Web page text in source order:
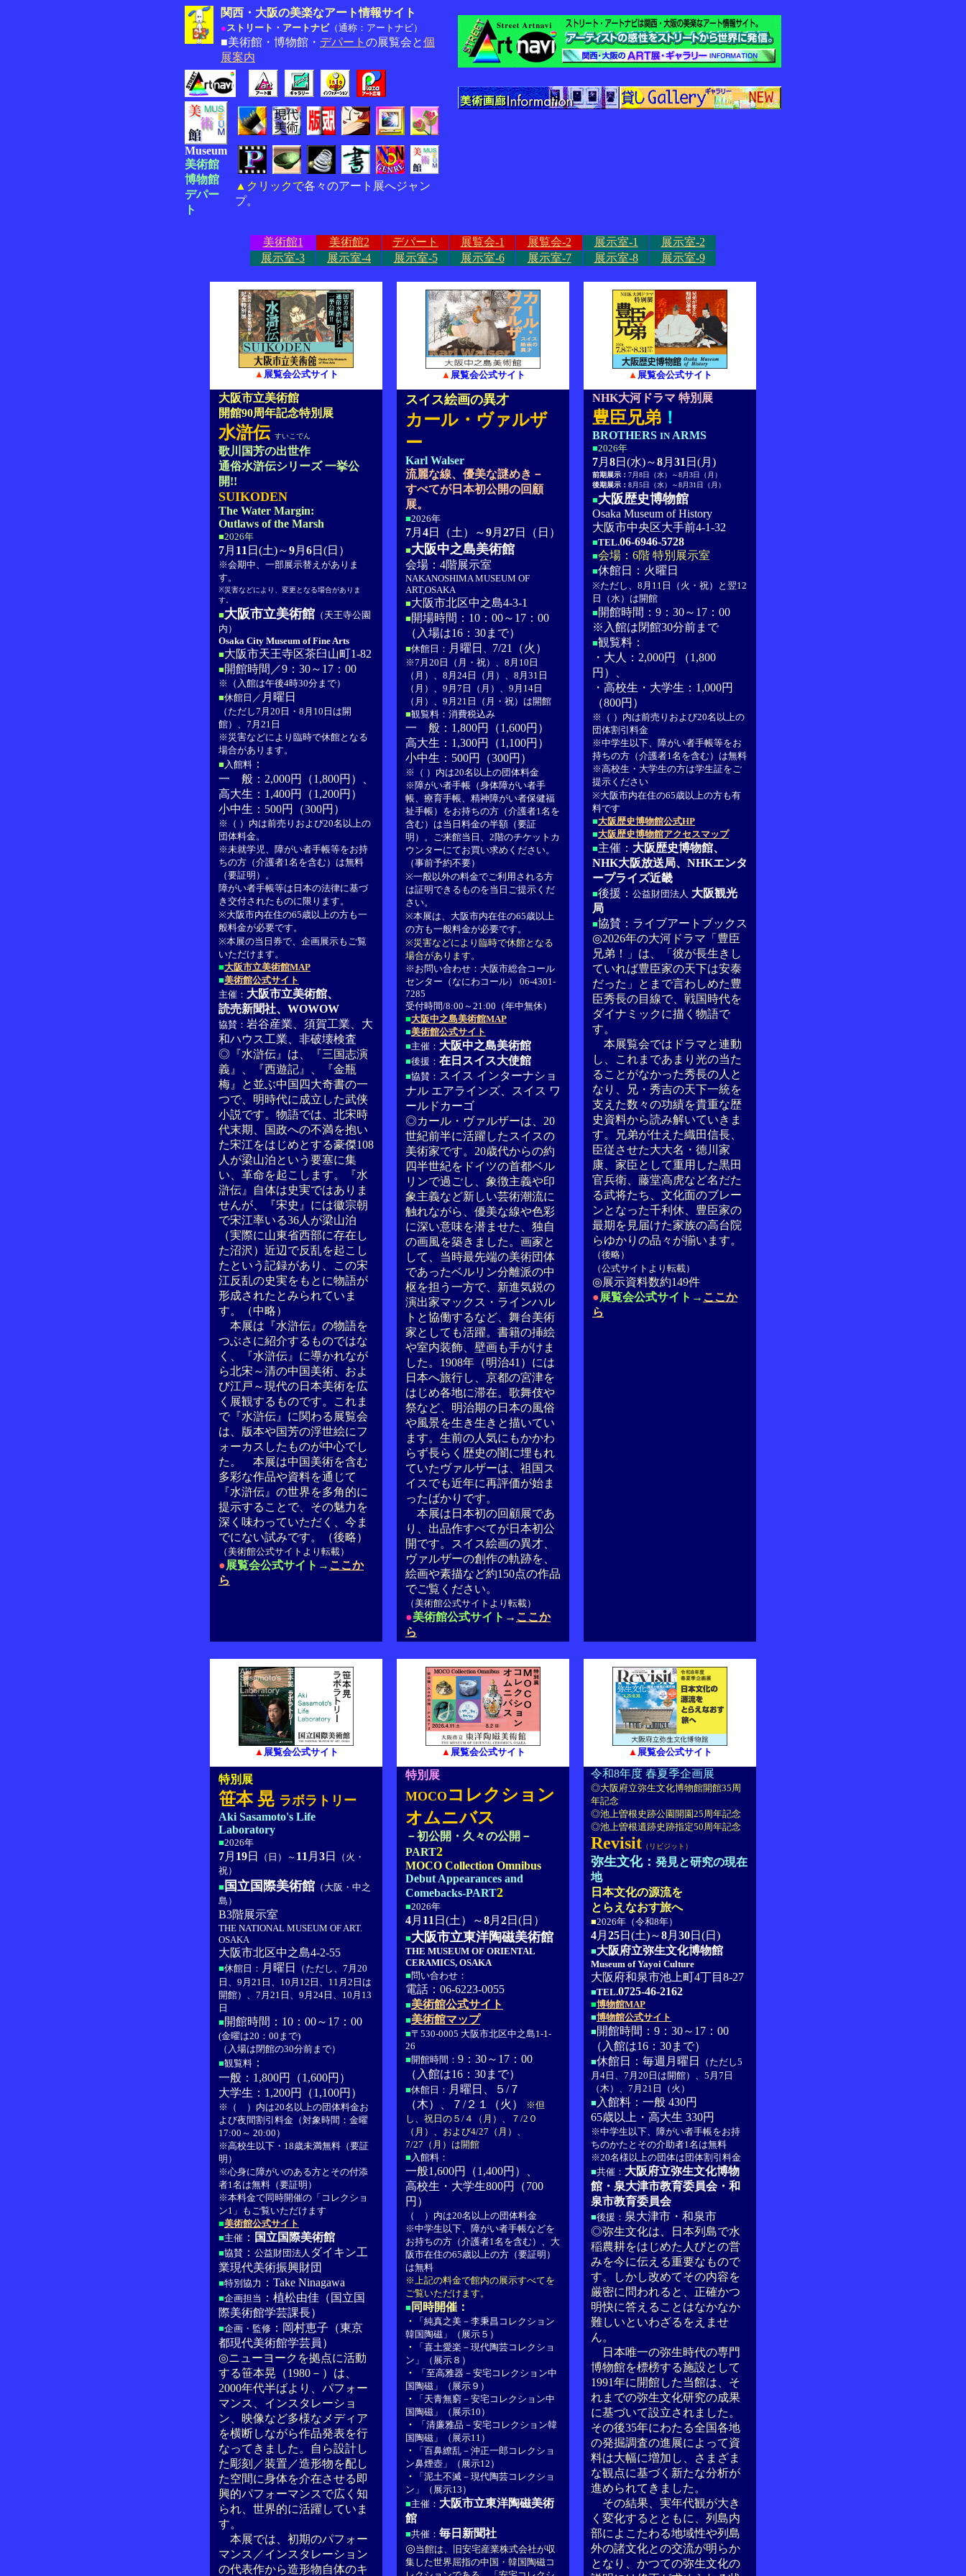
関西・大阪の美楽なアート情報サイト
●ストリート・アートナビ（通称：アートナビ）
■美術館・博物館・ デパート の展覧会と個
展案内
Museum
美術館
博物館
デパー
ト
▲クリックで各々のアート展へジャン
プ。
美術館1 美術館2 デパート 展覧会-1 展覧会-2 展示室-1
展示室-2
展示室-3
展示室-4 展示室-5 展示室-6 展示室-7 展示室-8 展示室-9
▲ 展覧会公式サイト ▲ 展覧会公式サイト ▲ 展覧会公式サイト
大阪市立美術館
開館90周年記念特別展
水滸伝 すいこでん
歌川国芳の出世作
通俗水滸伝シリーズ 一挙公
開!!
SUIKODEN
The Water Margin:
Outlaws of the Marsh
■2026年
7月 11 日(土)～9月 6日(日）
※会期中、一部展示替えがありま
す。
※災害などにより、変更となる場合がありま
す。
■大阪市立美術館 （天王寺公園
内）
Osaka City Museum of Fine Arts
■大阪市天王寺区茶臼山町1-82
■ 開館時間／9：30～17：00
※（入館は午後4時30分まで）
■休館日／ 月曜日
（ただし7月20日・8月10日は開
館）、7月21日
※災害などにより臨時で休館となる
場合があります。
■ 入館料 ：
一 般：2,000円（1,800円）、
高大生：1,400円（1,200円）
小中生：500円（300円）
※（ ）内は前売りおよび20名以上の
団体料金。
※未就学児、障がい者手帳等をお持
ちの方（介護者1名を含む）は無料
（要証明）。
障がい者手帳等は日本の法律に基づ
き交付されたものに限ります。
※大阪市内在住の65歳以上の方も一
般料金が必要です。
※本展の当日券で、企画展示もご覧
いただけます。
■大阪市立美術館MAP
■美術館公式サイト
主催： 大阪市立美術館、
読売新聞社、WOWOW
協賛： 岩谷産業、須賀工業、大
和ハウス工業、非破壊検査
◎『水滸伝』は、『三国志演
義』、『西遊記』、『金瓶
梅』と並ぶ中国四大奇書の一
つで、明時代に成立した武侠
小説です。物語では、北宋時
代末期、国政への不満を抱い
た宋江をはじめとする豪傑108
人が梁山泊という要塞に集
い、革命を起こします。『水
滸伝』自体は史実ではありま
せんが、『宋史』には徽宗朝
で宋江率いる36人が梁山泊
（実際に山東省西部に存在し
た沼沢）近辺で反乱を起こし
たという記録があり、この宋
江反乱の史実をもとに物語が
形成されたとみられていま
す。（中略）
本展は『水滸伝』の物語を
つぶさに紹介するものではな
く、『水滸伝』に導かれなが
ら北宋～清の中国美術、およ
び江戸～現代の日本美術を広
く展観するものです。これま
で『水滸伝』に関わる展覧会
は、版本や国芳の浮世絵にフ
ォーカスしたものが中心でし
た。 本展は中国美術を含む
多彩な作品や資料を通じて
『水滸伝』の世界を多角的に
提示することで、その魅力を
深く味わっていただく、今ま
でにない試みです。（後略）
（美術館公式サイトより転載）
●展覧会公式サイト→ ここか
ら
スイス絵画の異才
カール・ヴァルザ
ー
Karl Walser
流麗な線、優美な謎めき－
すべてが日本初公開の回顧
展。
■2026年
7月 4日（土）～9月 27日（日）
■大阪中之島美術館
会場：4階展示室
NAKANOSHIMA MUSEUM OF
ART,OSAKA
■大阪市北区中之島4-3-1
■ 開場時間：10：00～17：00
（入場は16：30まで）
■休館日： 月曜日 、 7/21（火）
※7月20日（月・祝）、8月10日
（月）、8月24日（月）、8月31日
（月）、9月7日（月）、9月14日
（月）、9月21日（月・祝）は開館
■観覧料：消費税込み
一 般：1,800円（1,600円）
高大生：1,300円（1,100円）
小中生：500円（300円）
※（ ）内は20名以上の団体料金
※障がい者手帳（身体障がい者手
帳、療育手帳、精神障がい者保健福
祉手帳）をお持ちの方（介護者1名を
含む）は当日料金の半額（要証
明）。ご来館当日、2階のチケットカ
ウンターにてお買い求めください。
（事前予約不要）
※一般以外の料金でご利用される方
は証明できるものを当日ご提示くだ
さい。
※本展は、大阪市内在住の65歳以上
の方も一般料金が必要です。
※災害などにより臨時で休館となる
場合があります。
※お問い合わせ：大阪市総合コール
センター（なにわコール） 06-4301-
7285
受付時間/8:00～21:00（年中無休）
■大阪中之島美術館MAP
■美術館公式サイト
■主催： 大阪中之島美術館
■後援： 在日スイス大使館
■協賛： スイス インターナショ
ナル エアラインズ、スイス ワ
ールドカーゴ
◎カール・ヴァルザーは、20
世紀前半に活躍したスイスの
美術家です。20歳代からの約
四半世紀をドイツの首都ベル
リンで過ごし、象徴主義や印
象主義など新しい芸術潮流に
触れながら、優美な線や色彩
に深い意味を潜ませた、独自
の画風を築きました。画家と
して、当時最先端の美術団体
であったベルリン分離派の中
枢を担う一方で、新進気鋭の
演出家マックス・ラインハル
トと協働するなど、舞台美術
家としても活躍。書籍の挿絵
や室内装飾、壁画も手がけま
した。1908年（明治41）には
日本へ旅行し、京都の宮津を
はじめ各地に滞在。歌舞伎や
祭など、明治期の日本の風俗
や風景を生き生きと描いてい
ます。生前の人気にもかかわ
らず長らく歴史の闇に埋もれ
ていたヴァルザーは、祖国ス
イスでも近年に再評価が始ま
ったばかりです。
本展は日本初の回顧展であ
り、出品作すべてが日本初公
開です。スイス絵画の異才、
ヴァルザーの創作の軌跡を、
絵画や素描など約150点の作品
でご覧ください。
（美術館公式サイトより転載）
●美術館公式サイト → ここか
ら
NHK大河ドラマ 特別展
豊臣兄弟 ！
BROTHERS IN ARMS
■2026年
7月 8日(水)～8月 31 日(月)
前期展示： 7月8日（水）～8月3日（月）
後期展示： 8月5日（水）～8月31日（月）
■大阪歴史博物館
Osaka Museum of History
大阪市中央区大手前4-1-32
■TEL.06-6946-5728
■会場：6階 特別展示室
■休館日：火曜日
※ただし、8月11日（火・祝）と翌12
日（水）は開館
■ 開館時間：9：30～17：00
※入館は閉館30分前まで
■観覧料：
・大人：2,000円 （1,800
円）、
・高校生・大学生：1,000円
（800円）
※（ ）内は前売りおよび20名以上の
団体割引料金
※中学生以下、障がい者手帳等をお
持ちの方（介護者1名を含む）は無料
※高校生・大学生の方は学生証をご
提示ください
※大阪市内在住の65歳以上の方も有
料です
■大阪歴史博物館公式HP
■大阪歴史博物館アクセスマップ
■主催： 大阪歴史博物館、
NHK大阪放送局、NHKエンタ
ープライズ近畿
■後援： 公益財団法人 大阪観光
局
■協賛：ライブアートブックス
◎2026年の大河ドラマ「豊臣
兄弟！」は、「彼が長生きし
ていれば豊臣家の天下は安泰
だった」とまで言わしめた豊
臣秀長の目線で、戦国時代を
ダイナミックに描く物語で
す。
本展覧会ではドラマと連動
し、これまであまり光の当た
ることがなかった秀長の人と
なり、兄・秀吉の天下一統を
支えた数々の功績を貴重な歴
史資料から読み解いていきま
す。兄弟が仕えた織田信長、
臣従させた大大名・徳川家
康、家臣として重用した黒田
官兵衛、藤堂高虎など名だた
る武将たち、文化面のブレー
ンとなった千利休、豊臣家の
最期を見届けた家族の高台院
らゆかりの品々が揃います。
（後略）
（公式サイトより転載）
◎展示資料数約149件
●展覧会公式サイト→ ここか
ら
▲ 展覧会公式サイト ▲ 展覧会公式サイト ▲ 展覧会公式サイト
特別展
笹本 晃 ラボラトリー
Aki Sasamoto's Life
Laboratory
■2026年
7月 19日 （日）～ 11 月 3日
（火・
祝）
■ 国立国際美術館 （大阪・中之
島）
B3階展示室
THE NATIONAL MUSEUM OF ART.
OSAKA
大阪市北区中之島4-2-55
■休館日： 月曜日
（ただし、7月20
日、9月21日、10月12日、11月2日は
開館）、7月21日、9月24日、10月13
日
■ 開館時間：10：00～17：00
(金曜は20：00まで)
（入場は閉館の30分前まで）
■観覧料 ：
一般：1,800円（1,600円）
大学生：1,200円（1,100円）
※（ ）内は20名以上の団体料金お
よび夜間割引料金（対象時間：金曜
17:00～ 20:00）
※高校生以下・18歳未満無料（要証
明）
※心身に障がいのある方とその付添
者1名は無料（要証明）
※本料金で同時開催の「コレクショ
ン1」もご覧いただけます
■美術館公式サイト
■主催 ： 国立国際美術館
■協賛 ： 公益財団法人 ダイキン工
業現代美術振興財団
■特別協力 ：Take Ninagawa
■企画担当 ：植松由佳（国立国
際美術館学芸課長）
■企画・監修 ：岡村恵子（東京
都現代美術館学芸員）
◎ニューヨークを拠点に活動
する笹本晃（1980－）は、
2000年代半ばより、パフォー
マンス、インスタレーショ
ン、映像など多様なメディア
を横断しながら作品発表を行
なってきました。自ら設計し
た彫刻／装置／造形物を配し
た空間に身体を介在させる即
興的パフォーマンスで広く知
られ、世界的に活躍していま
す。
本展では、初期のパフォー
マンス／インスタレーション
の代表作から造形物自体のキ
特別展
MOCO コレクション
オムニバス
－初公開・久々の公開－
PART2
MOCO Collection Omnibus
Debut Appearances and
Comebacks-PART2
■2026年
4月 11 日(土）～8月 2日(日）
■大阪市立東洋陶磁美術館
THE MUSEUM OF ORIENTAL
CERAMICS, OSAKA
■問い合わせ：
電話：06-6223-0055
■美術館公式サイト
■美術館マップ
■〒530-0005 大阪市北区中之島1-1-
26
■開館時間： 9：30～17：00
（入館は16：30まで）
■休館日： 月曜日、５/７
（木）、７/２１（火）
※但
し、祝日の５/４（月）、７/2０
（月）、および4/27（月）、
7/27（月）は開館
■ 入館料：
一般1,600円（1,400円）、
高校生・大学生800円（700
円）
（ ）内は20名以上の団体料金
※中学生以下、障がい者手帳などを
お持ちの方（介護者1名を含む）、大
阪市在住の65歳以上の方（要証明）
は無料
※上記の料金で館内の展示すべてを
ご覧いただけます。
■ 同時開催：
・
「純真之美－李秉昌コレクション
韓国陶磁」（展示５）
・
「喜土愛楽－現代陶芸コレクショ
ン」（展示８）
・
「至高雅器－安宅コレクション中
国陶磁」（展示９）
・
「天青無窮－安宅コレクション中
国陶磁」（展示10）
・
「清廉雅品－安宅コレクション韓
国陶磁」（展示11）
・
「百鼻繚乱－沖正一郎コレクショ
ン鼻煙壺」（展示12）
・
「泥土不滅－現代陶芸コレクショ
ン」（展示13）
■主催： 大阪市立東洋陶磁美術
館
■共催： 毎日新聞社
◎当館は、旧安宅産業株式会社が収
集した世界屈指の中国・韓国陶磁コ
令和8年度 春夏季企画展
◎大阪府立弥生文化博物館開館35周
年記念
◎池上曽根史跡公園開園25周年記念
◎池上曽根遺跡史跡指定50周年記念
Revisit （リビジット）
弥生文化： 発見と研究の現在
地
日本文化の源流を
とらえなおす旅へ
■2026年（令和8年）
4月 25日(土)～8月 30日(日)
■大阪府立弥生文化博物館
Museum of Yayoi Culture
大阪府和泉市池上町4丁目8-27
■TEL.0725-46-2162
■博物館MAP
■博物館公式サイト
■ 開館時間：9：30～17：00
（入館は16：30まで）
■休館日：毎週月曜日
（ただし5
月4日、7月20日は開館）、5月7日
（木）、7月21日（火）
■ 入館料：一般 430円
65歳以上・高大生 330円
※中学生以下、障がい者手帳をお持
ちのかたとその介助者1名は無料
※20名様以上の団体は団体割引料金
■共催： 大阪府立弥生文化博物
館・泉大津市教育委員会・和
泉市教育委員会
■後援： 泉大津市・和泉市
◎弥生文化は、日本列島で水
稲農耕をはじめた人びとの営
みを今に伝える重要なもので
す。しかし改めてその内容を
厳密に問われると、正確かつ
明快に答えることはなかなか
難しいといわざるをえませ
ん。
日本唯一の弥生時代の専門
博物館を標榜する施設として
1991年に開館した当館は、そ
れまでの弥生文化研究の成果
に基づいて設立されました。
その後35年にわたる全国各地
の発掘調査の進展によって資
料は大幅に増加し、さまざま
な観点に基づく新たな分析が
進められてきました。
その結果、実年代観が大き
く変化するとともに、列島内
部によこたわる地域性や列島
外の諸文化との交流が明らか
となり、かつての弥生文化の